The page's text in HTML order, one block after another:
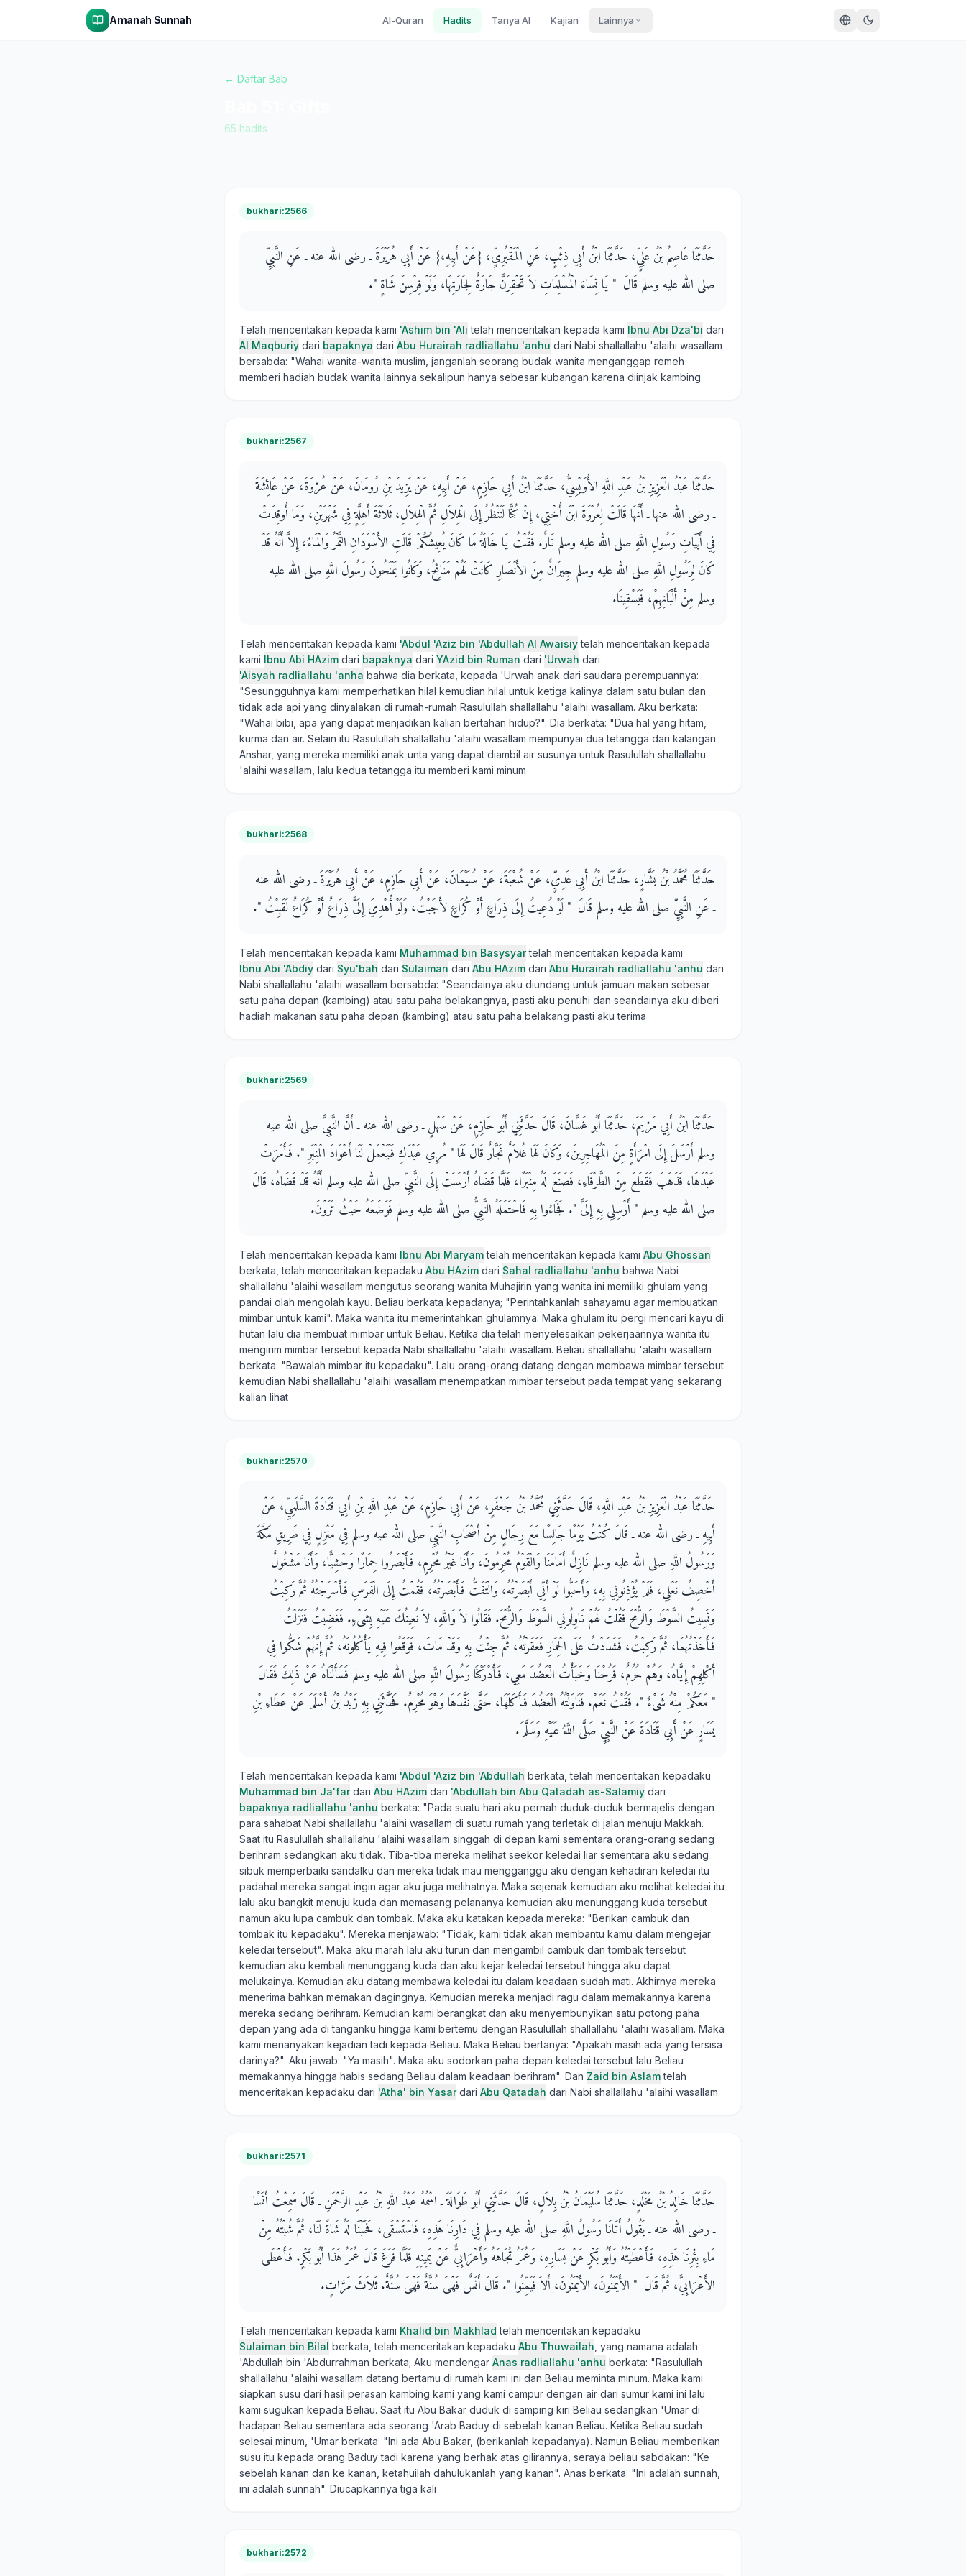
Amanah Sunnah Al-Quran Hadits Tanya AI Kajian Lainnya
← Daftar Bab
65 hadits
bukhari:2566
حَدَّثَنَا عَاصِمُ بْنُ عَلِيٍّ، حَدَّثَنَا ابْنُ أَبِي ذِئْبٍ، عَنِ الْمَقْبُرِيِّ، ‏{‏عَنْ أَبِيهِ،‏}‏ عَنْ أَبِي هُرَيْرَةَ ـ رضى الله عنه ـ عَنِ النَّبِيِّ
صلى الله عليه وسلم قَالَ ‏ "‏ يَا نِسَاءَ الْمُسْلِمَاتِ لاَ تَحْقِرَنَّ جَارَةٌ لِجَارَتِهَا، وَلَوْ فِرْسِنَ شَاةٍ ‏"‏‏.‏
Telah menceritakan kepada kami 'Ashim bin 'Ali telah menceritakan kepada kami Ibnu Abi Dza'bi dari
Al Maqburiy dari bapaknya dari Abu Hurairah radliallahu 'anhu dari Nabi shallallahu 'alaihi wasallam
bersabda: "Wahai wanita-wanita muslim, janganlah seorang budak wanita menganggap remeh
memberi hadiah budak wanita lainnya sekalipun hanya sebesar kubangan karena diinjak kambing
bukhari:2567
حَدَّثَنَا عَبْدُ الْعَزِيزِ بْنُ عَبْدِ اللَّهِ الأُوَيْسِيُّ، حَدَّثَنَا ابْنُ أَبِي حَازِمٍ، عَنْ أَبِيهِ، عَنْ يَزِيدَ بْنِ رُومَانَ، عَنْ عُرْوَةَ، عَنْ عَائِشَةَ
ـ رضى الله عنها ـ أَنَّهَا قَالَتْ لِعُرْوَةَ ابْنَ أُخْتِي، إِنْ كُنَّا لَنَنْظُرُ إِلَى الْهِلاَلِ ثُمَّ الْهِلاَلِ، ثَلاَثَةَ أَهِلَّةٍ فِي شَهْرَيْنِ، وَمَا أُوقِدَتْ
فِي أَبْيَاتِ رَسُولِ اللَّهِ صلى الله عليه وسلم نَارٌ‏.‏ فَقُلْتُ يَا خَالَةُ مَا كَانَ يُعِيشُكُمْ قَالَتِ الأَسْوَدَانِ التَّمْرُ وَالْمَاءُ، إِلاَّ أَنَّهُ قَدْ
كَانَ لِرَسُولِ اللَّهِ صلى الله عليه وسلم جِيرَانٌ مِنَ الأَنْصَارِ كَانَتْ لَهُمْ مَنَائِحُ، وَكَانُوا يَمْنَحُونَ رَسُولَ اللَّهِ صلى الله عليه
وسلم مِنْ أَلْبَانِهِمْ، فَيَسْقِينَا‏.‏
Telah menceritakan kepada kami 'Abdul 'Aziz bin 'Abdullah Al Awaisiytelah menceritakan kepada
kami Ibnu Abi HAzim dari bapaknya dari YAzid bin Ruman dari 'Urwah dari
'Aisyah radliallahu 'anha bahwa dia berkata, kepada 'Urwah anak dari saudara perempuannya:
"Sesungguhnya kami memperhatikan hilal kemudian hilal untuk ketiga kalinya dalam satu bulan dan
tidak ada api yang dinyalakan di rumah-rumah Rasulullah shallallahu 'alaihi wasallam. Aku berkata:
"Wahai bibi, apa yang dapat menjadikan kalian bertahan hidup?". Dia berkata: "Dua hal yang hitam,
kurma dan air. Selain itu Rasulullah shallallahu 'alaihi wasallam mempunyai dua tetangga dari kalangan
Anshar, yang mereka memiliki anak unta yang dapat diambil air susunya untuk Rasulullah shallallahu
'alaihi wasallam, lalu kedua tetangga itu memberi kami minum
bukhari:2568
حَدَّثَنَا مُحَمَّدُ بْنُ بَشَّارٍ، حَدَّثَنَا ابْنُ أَبِي عَدِيٍّ، عَنْ شُعْبَةَ، عَنْ سُلَيْمَانَ، عَنْ أَبِي حَازِمٍ، عَنْ أَبِي هُرَيْرَةَ ـ رضى الله عنه
ـ عَنِ النَّبِيِّ صلى الله عليه وسلم قَالَ ‏ "‏ لَوْ دُعِيتُ إِلَى ذِرَاعٍ أَوْ كُرَاعٍ لأَجَبْتُ، وَلَوْ أُهْدِيَ إِلَىَّ ذِرَاعٌ أَوْ كُرَاعٌ لَقَبِلْتُ ‏"‏‏.‏
Telah menceritakan kepada kami Muhammad bin Basysyartelah menceritakan kepada kami
Ibnu Abi 'Abdiy dari Syu'bah dari Sulaiman dari Abu HAzim dari Abu Hurairah radliallahu 'anhu dari
Nabi shallallahu 'alaihi wasallam bersabda: "Seandainya aku diundang untuk jamuan makan sebesar
satu paha depan (kambing) atau satu paha belakangnya, pasti aku penuhi dan seandainya aku diberi
hadiah makanan satu paha depan (kambing) atau satu paha belakang pasti aku terima
bukhari:2569
حَدَّثَنَا ابْنُ أَبِي مَرْيَمَ، حَدَّثَنَا أَبُو غَسَّانَ، قَالَ حَدَّثَنِي أَبُو حَازِمٍ، عَنْ سَهْلٍ ـ رضى الله عنه ـ أَنَّ النَّبِيَّ صلى الله عليه
وسلم أَرْسَلَ إِلَى امْرَأَةٍ مِنَ الْمُهَاجِرِينَ، وَكَانَ لَهَا غُلاَمٌ نَجَّارٌ قَالَ لَهَا ‏"‏ مُرِي عَبْدَكِ فَلْيَعْمَلْ لَنَا أَعْوَادَ الْمِنْبَرِ ‏"‏‏.‏ فَأَمَرَتْ
عَبْدَهَا، فَذَهَبَ فَقَطَعَ مِنَ الطَّرْفَاءِ، فَصَنَعَ لَهُ مِنْبَرًا، فَلَمَّا قَضَاهُ أَرْسَلَتْ إِلَى النَّبِيِّ صلى الله عليه وسلم أَنَّهُ قَدْ قَضَاهُ، قَالَ
صلى الله عليه وسلم ‏"‏ أَرْسِلِي بِهِ إِلَىَّ ‏"‏‏.‏ فَجَاءُوا بِهِ فَاحْتَمَلَهُ النَّبِيُّ صلى الله عليه وسلم فَوَضَعَهُ حَيْثُ تَرَوْنَ‏.‏
Telah menceritakan kepada kami Ibnu Abi Maryamtelah menceritakan kepada kami Abu Ghossan
berkata, telah menceritakan kepadaku Abu HAzim dari Sahal radliallahu 'anhu bahwa Nabi
shallallahu 'alaihi wasallam mengutus seorang wanita Muhajirin yang wanita ini memiliki ghulam yang
pandai olah mengolah kayu. Beliau berkata kepadanya; "Perintahkanlah sahayamu agar membuatkan
mimbar untuk kami". Maka wanita itu memerintahkan ghulamnya. Maka ghulam itu pergi mencari kayu di
hutan lalu dia membuat mimbar untuk Beliau. Ketika dia telah menyelesaikan pekerjaannya wanita itu
mengirim mimbar tersebut kepada Nabi shallallahu 'alaihi wasallam. Beliau shallallahu 'alaihi wasallam
berkata: "Bawalah mimbar itu kepadaku". Lalu orang-orang datang dengan membawa mimbar tersebut
kemudian Nabi shallallahu 'alaihi wasallam menempatkan mimbar tersebut pada tempat yang sekarang
kalian lihat
bukhari:2570
حَدَّثَنَا عَبْدُ الْعَزِيزِ بْنُ عَبْدِ اللَّهِ، قَالَ حَدَّثَنِي مُحَمَّدُ بْنُ جَعْفَرٍ، عَنْ أَبِي حَازِمٍ، عَنْ عَبْدِ اللَّهِ بْنِ أَبِي قَتَادَةَ السَّلَمِيِّ، عَنْ
أَبِيهِ ـ رضى الله عنه ـ قَالَ كُنْتُ يَوْمًا جَالِسًا مَعَ رِجَالٍ مِنْ أَصْحَابِ النَّبِيِّ صلى الله عليه وسلم فِي مَنْزِلٍ فِي طَرِيقِ مَكَّةَ
وَرَسُولُ اللَّهِ صلى الله عليه وسلم نَازِلٌ أَمَامَنَا وَالْقَوْمُ مُحْرِمُونَ، وَأَنَا غَيْرُ مُحْرِمٍ، فَأَبْصَرُوا حِمَارًا وَحْشِيًّا، وَأَنَا مَشْغُولٌ
أَخْصِفُ نَعْلِي، فَلَمْ يُؤْذِنُونِي بِهِ، وَأَحَبُّوا لَوْ أَنِّي أَبْصَرْتُهُ، وَالْتَفَتُّ فَأَبْصَرْتُهُ، فَقُمْتُ إِلَى الْفَرَسِ فَأَسْرَجْتُهُ ثُمَّ رَكِبْتُ
وَنَسِيتُ السَّوْطَ وَالرُّمْحَ فَقُلْتُ لَهُمْ نَاوِلُونِي السَّوْطَ وَالرُّمْحَ‏.‏ فَقَالُوا لاَ وَاللَّهِ، لاَ نُعِينُكَ عَلَيْهِ بِشَىْءٍ‏.‏ فَغَضِبْتُ فَنَزَلْتُ
فَأَخَذْتُهُمَا، ثُمَّ رَكِبْتُ، فَشَدَدْتُ عَلَى الْحِمَارِ فَعَقَرْتُهُ، ثُمَّ جِئْتُ بِهِ وَقَدْ مَاتَ، فَوَقَعُوا فِيهِ يَأْكُلُونَهُ، ثُمَّ إِنَّهُمْ شَكُّوا فِي
أَكْلِهِمْ إِيَّاهُ، وَهُمْ حُرُمٌ، فَرُحْنَا وَخَبَأْتُ الْعَضُدَ مَعِي، فَأَدْرَكْنَا رَسُولَ اللَّهِ صلى الله عليه وسلم فَسَأَلْنَاهُ عَنْ ذَلِكَ فَقَالَ ‏
"‏ مَعَكُمْ مِنْهُ شَىْءٌ ‏"‏‏.‏ فَقُلْتُ نَعَمْ‏.‏ فَنَاوَلْتُهُ الْعَضُدَ فَأَكَلَهَا، حَتَّى نَفَّدَهَا وَهْوَ مُحْرِمٌ‏.‏ فَحَدَّثَنِي بِهِ زَيْدُ بْنُ أَسْلَمَ عَنْ عَطَاءِ بْنِ
يَسَارٍ عَنْ أَبِي قَتَادَةَ ‏عَنْ النَّبِيِّ صَلَّى اللَّهُ عَلَيْهِ وَسَلَّمَ.‏
Telah menceritakan kepada kami 'Abdul 'Aziz bin 'Abdullah berkata, telah menceritakan kepadaku
Muhammad bin Ja'fardari Abu HAzim dari 'Abdullah bin Abu Qatadah as-Salamiy dari
bapaknya radliallahu 'anhu berkata: "Pada suatu hari aku pernah duduk-duduk bermajelis dengan
para sahabat Nabi shallallahu 'alaihi wasallam di suatu rumah yang terletak di jalan menuju Makkah.
Saat itu Rasulullah shallallahu 'alaihi wasallam singgah di depan kami sementara orang-orang sedang
berihram sedangkan aku tidak. Tiba-tiba mereka melihat seekor keledai liar sementara aku sedang
sibuk memperbaiki sandalku dan mereka tidak mau mengganggu aku dengan kehadiran keledai itu
padahal mereka sangat ingin agar aku juga melihatnya. Maka sejenak kemudian aku melihat keledai itu
lalu aku bangkit menuju kuda dan memasang pelananya kemudian aku menunggang kuda tersebut
namun aku lupa cambuk dan tombak. Maka aku katakan kepada mereka: "Berikan cambuk dan
tombak itu kepadaku". Mereka menjawab: "Tidak, kami tidak akan membantu kamu dalam mengejar
keledai tersebut". Maka aku marah lalu aku turun dan mengambil cambuk dan tombak tersebut
kemudian aku kembali menunggang kuda dan aku kejar keledai tersebut hingga aku dapat
melukainya. Kemudian aku datang membawa keledai itu dalam keadaan sudah mati. Akhirnya mereka
menerima bahkan memakan dagingnya. Kemudian mereka menjadi ragu dalam memakannya karena
mereka sedang berihram. Kemudian kami berangkat dan aku menyembunyikan satu potong paha
depan yang ada di tanganku hingga kami bertemu dengan Rasulullah shallallahu 'alaihi wasallam. Maka
kami menanyakan kejadian tadi kepada Beliau. Maka Beliau bertanya: "Apakah masih ada yang tersisa
darinya?". Aku jawab: "Ya masih". Maka aku sodorkan paha depan keledai tersebut lalu Beliau
memakannya hingga habis sedang Beliau dalam keadaan berihram". Dan Zaid bin Aslamtelah
menceritakan kepadaku dari 'Atha' bin Yasardari Abu Qatadah dari Nabi shallallahu 'alaihi wasallam
bukhari:2571
حَدَّثَنَا خَالِدُ بْنُ مَخْلَدٍ، حَدَّثَنَا سُلَيْمَانُ بْنُ بِلاَلٍ، قَالَ حَدَّثَنِي أَبُو طَوَالَةَ ـ اسْمُهُ عَبْدُ اللَّهِ بْنُ عَبْدِ الرَّحْمَنِ ـ قَالَ سَمِعْتُ أَنَسًا
ـ رضى الله عنه ـ يَقُولُ أَتَانَا رَسُولُ اللَّهِ صلى الله عليه وسلم فِي دَارِنَا هَذِهِ، فَاسْتَسْقَى، فَحَلَبْنَا لَهُ شَاةً لَنَا، ثُمَّ شُبْتُهُ مِنْ
مَاءِ بِئْرِنَا هَذِهِ، فَأَعْطَيْتُهُ وَأَبُو بَكْرٍ عَنْ يَسَارِهِ، وَعُمَرُ تُجَاهَهُ وَأَعْرَابِيٌّ عَنْ يَمِينِهِ فَلَمَّا فَرَغَ قَالَ عُمَرُ هَذَا أَبُو بَكْرٍ‏.‏ فَأَعْطَى
الأَعْرَابِيَّ، ثُمَّ قَالَ ‏ "‏ الأَيْمَنُونَ، الأَيْمَنُونَ، أَلاَ فَيَمِّنُوا ‏"‏‏.‏ قَالَ أَنَسٌ فَهْىَ سُنَّةٌ فَهْىَ سُنَّةٌ‏.‏ ثَلاَثَ مَرَّاتٍ‏.‏
Telah menceritakan kepada kami Khalid bin Makhlad telah menceritakan kepadaku
Sulaiman bin Bilal berkata, telah menceritakan kepadaku Abu Thuwailah , yang namana adalah
'Abdullah bin 'Abdurrahman berkata; Aku mendengar Anas radliallahu 'anhu berkata: "Rasulullah
shallallahu 'alaihi wasallam datang bertamu di rumah kami ini dan Beliau meminta minum. Maka kami
siapkan susu dari hasil perasan kambing kami yang kami campur dengan air dari sumur kami ini lalu
kami sugukan kepada Beliau. Saat itu Abu Bakar duduk di samping kiri Beliau sedangkan 'Umar di
hadapan Beliau sementara ada seorang 'Arab Baduy di sebelah kanan Beliau. Ketika Beliau sudah
selesai minum, 'Umar berkata: "Ini ada Abu Bakar, (berikanlah kepadanya). Namun Beliau memberikan
susu itu kepada orang Baduy tadi karena yang berhak atas gilirannya, seraya beliau sabdakan: "Ke
sebelah kanan dan ke kanan, ketahuilah dahulukanlah yang kanan". Anas berkata: "Ini adalah sunnah,
ini adalah sunnah". Diucapkannya tiga kali
bukhari:2572